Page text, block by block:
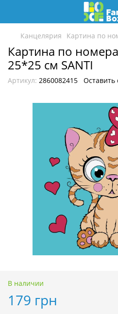
Канцелярия Картина по
Картина по
25*25 см SANTI
Артикул: 2860082415 Оставить
В наличии
179 грн